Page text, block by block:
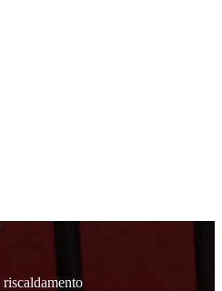
riscaldamento